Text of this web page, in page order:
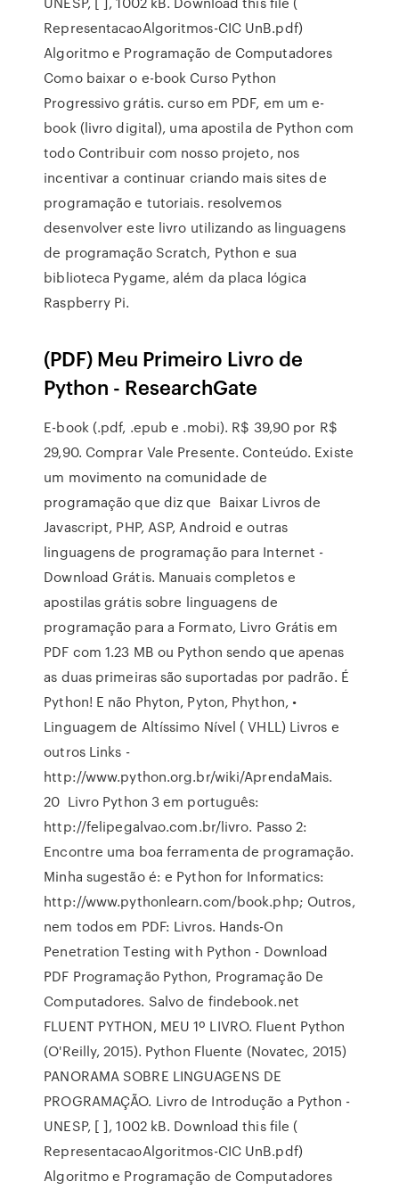
RepresentacaoAlgoritmos-CIC UnB.pdf)
Algoritmo e Programação de Computadores
Como baixar o e-book Curso Python
Progressivo grátis. curso em PDF, em um e-
book (livro digital), uma apostila de Python com
todo Contribuir com nosso projeto, nos
incentivar a continuar criando mais sites de
programação e tutoriais. resolvemos
desenvolver este livro utilizando as linguagens
de programação Scratch, Python e sua
biblioteca Pygame, além da placa lógica
Raspberry Pi.
(PDF) Meu Primeiro Livro de
Python - ResearchGate
E-book (.pdf, .epub e .mobi). R$ 39,90 por R$
29,90. Comprar Vale Presente. Conteúdo. Existe
um movimento na comunidade de
programação que diz que Baixar Livros de
Javascript, PHP, ASP, Android e outras
linguagens de programação para Internet -
Download Grátis. Manuais completos e
apostilas grátis sobre linguagens de
programação para a Formato, Livro Grátis em
PDF com 1.23 MB ou Python sendo que apenas
as duas primeiras são suportadas por padrão. É
Python! E não Phyton, Pyton, Phython, •
Linguagem de Altíssimo Nível ( VHLL) Livros e
outros Links -
http://www.python.org.br/wiki/AprendaMais.
20 Livro Python 3 em português:
http://felipegalvao.com.br/livro. Passo 2:
Encontre uma boa ferramenta de programação.
Minha sugestão é: e Python for Informatics:
http://www.pythonlearn.com/book.php; Outros,
nem todos em PDF: Livros. Hands-On
Penetration Testing with Python - Download
PDF Programação Python, Programação De
Computadores. Salvo de findebook.net
FLUENT PYTHON, MEU 1º LIVRO. Fluent Python
(O'Reilly, 2015). Python Fluente (Novatec, 2015)
PANORAMA SOBRE LINGUAGENS DE
PROGRAMAÇÃO. Livro de Introdução a Python -
UNESP, [ ], 1002 kB. Download this file (
RepresentacaoAlgoritmos-CIC UnB.pdf)
Algoritmo e Programação de Computadores